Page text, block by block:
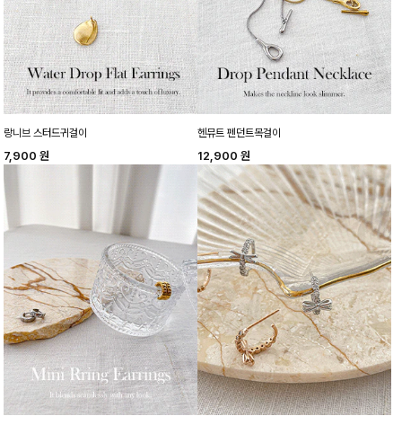
랑니브 스터드귀걸이
7,900 원
헨뮤트 펜던트목걸이
12,900 원